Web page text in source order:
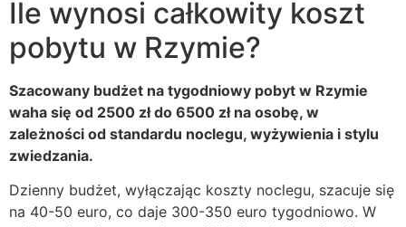
Ile wynosi całkowity koszt
pobytu w Rzymie?
Szacowany budżet na tygodniowy pobyt w Rzymie
waha się od 2500 zł do 6500 zł na osobę, w
zależności od standardu noclegu, wyżywienia i stylu
zwiedzania.
Dzienny budżet, wyłączając koszty noclegu, szacuje się
na 40-50 euro, co daje 300-350 euro tygodniowo. W